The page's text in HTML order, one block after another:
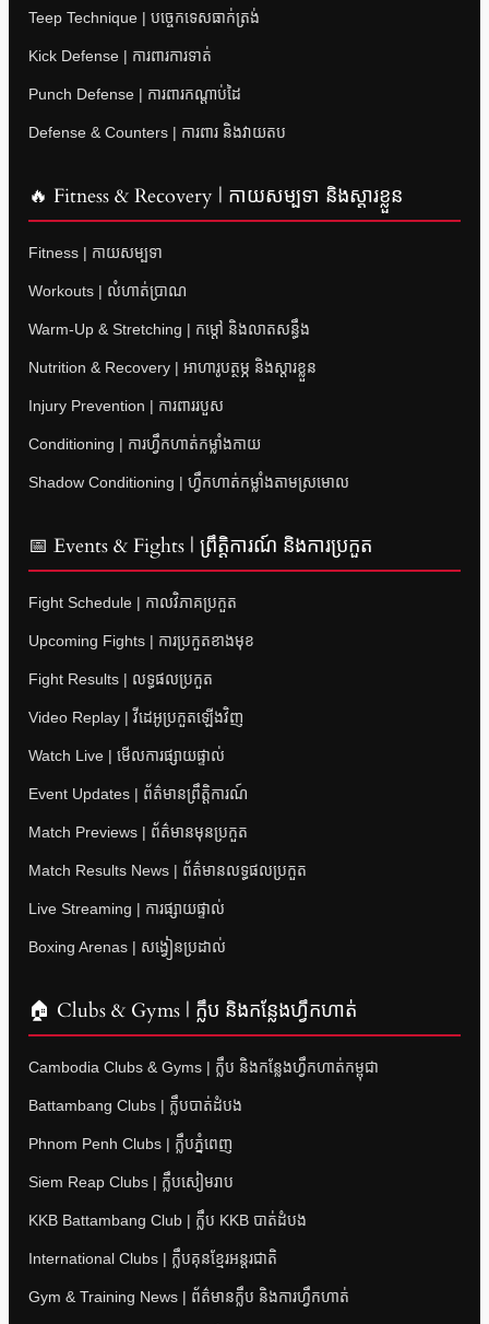
Teep Technique | បច្ចេកទេសធាក់ត្រង់
Kick Defense | ការពារការទាត់
Punch Defense | ការពារកណ្តាប់ដៃ
Defense & Counters | ការពារ និងវាយតប
🔥 Fitness & Recovery | កាយសម្បទា និងស្តារខ្លួន
Fitness | កាយសម្បទា
Workouts | លំហាត់ប្រាណ
Warm-Up & Stretching | កម្តៅ និងលាតសន្ធឹង
Nutrition & Recovery | អាហារូបត្ថម្ភ និងស្តារខ្លួន
Injury Prevention | ការពាររបួស
Conditioning | ការហ្វឹកហាត់កម្លាំងកាយ
Shadow Conditioning | ហ្វឹកហាត់កម្លាំងតាមស្រមោល
📅 Events & Fights | ព្រឹត្តិការណ៍ និងការប្រកួត
Fight Schedule | កាលវិភាគប្រកួត
Upcoming Fights | ការប្រកួតខាងមុខ
Fight Results | លទ្ធផលប្រកួត
Video Replay | វីដេអូប្រកួតឡើងវិញ
Watch Live | មើលការផ្សាយផ្ទាល់
Event Updates | ព័ត៌មានព្រឹត្តិការណ៍
Match Previews | ព័ត៌មានមុនប្រកួត
Match Results News | ព័ត៌មានលទ្ធផលប្រកួត
Live Streaming | ការផ្សាយផ្ទាល់
Boxing Arenas | សង្វៀនប្រដាល់
🏠 Clubs & Gyms | ក្លឹប និងកន្លែងហ្វឹកហាត់
Cambodia Clubs & Gyms | ក្លឹប និងកន្លែងហ្វឹកហាត់កម្ពុជា
Battambang Clubs | ក្លឹបបាត់ដំបង
Phnom Penh Clubs | ក្លឹបភ្នំពេញ
Siem Reap Clubs | ក្លឹបសៀមរាប
KKB Battambang Club | ក្លឹប KKB បាត់ដំបង
International Clubs | ក្លឹបគុនខ្មែរអន្តរជាតិ
Gym & Training News | ព័ត៌មានក្លឹប និងការហ្វឹកហាត់